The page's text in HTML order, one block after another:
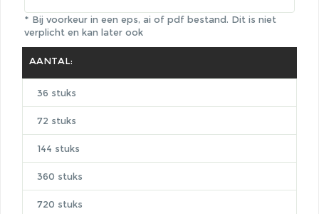
* Bij voorkeur in een eps, ai of pdf bestand. Dit is niet
verplicht en kan later ook
AANTAL:
36 stuks
72 stuks
144 stuks
360 stuks
720 stuks